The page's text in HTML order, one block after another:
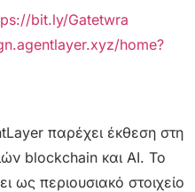
bit.ly/Gatetwra
home?
παρέχει έκθεση στη
blockchain και AI. Το
ως περιουσιακό στοιχείο